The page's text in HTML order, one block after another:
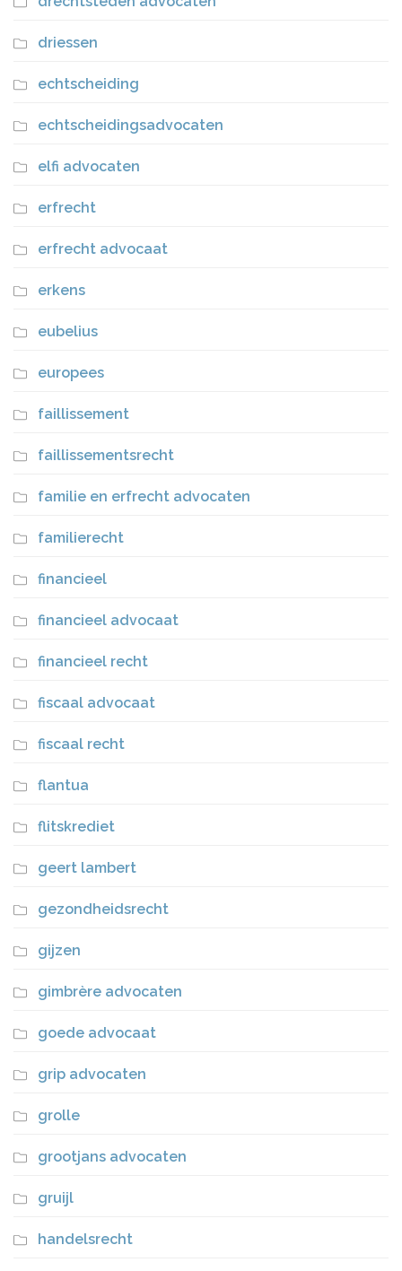
driessen
echtscheiding
echtscheidingsadvocaten
elfi advocaten
erfrecht
erfrecht advocaat
erkens
eubelius
europees
faillissement
faillissementsrecht
familie en erfrecht advocaten
familierecht
financieel
financieel advocaat
financieel recht
fiscaal advocaat
fiscaal recht
flantua
flitskrediet
geert lambert
gezondheidsrecht
gijzen
gimbrère advocaten
goede advocaat
grip advocaten
grolle
grootjans advocaten
gruijl
handelsrecht